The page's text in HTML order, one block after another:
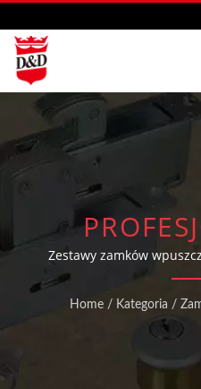
ZAKRESIE
ZAMKÓW
I
Zestawy zamków
zatrzaskowym i zamkiem
aplikacji
Home / Kategoria /